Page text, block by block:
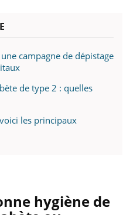
campagne de dépistage
de type 2 : quelles
les principaux
hygiène de